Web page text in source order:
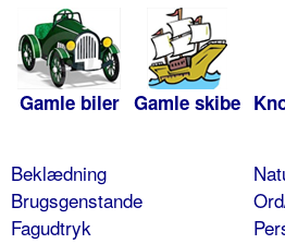
Gamle biler Gamle skibe
Beklædning
Brugsgenstande
Fagudtryk